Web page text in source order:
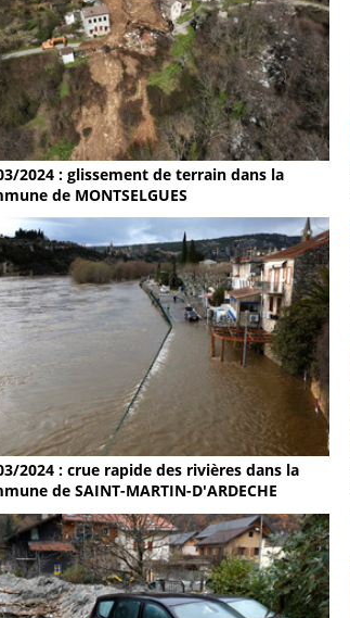
2024 : glissement de terrain dans la
de MONTSELGUES
2024 : crue rapide des rivières dans la
de SAINT-MARTIN-D'ARDECHE